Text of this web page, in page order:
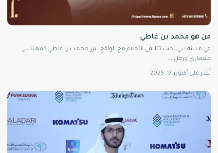
من هو محمد بن غاطي
في مدينة دبي، حيث تتلاقى الأحلام مع الواقع يبرز محمد بن غاطي كمهندس
معماري ورجل ...
نُشر على أكتوبر 17, 2025